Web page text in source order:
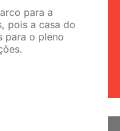
para a
pois a casa do
para o pleno